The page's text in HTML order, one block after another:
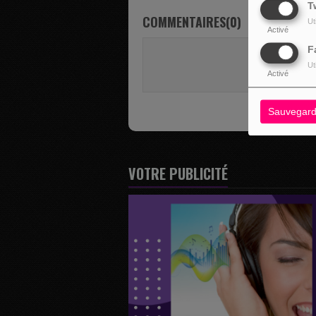
Activé
Activé
COMMENTAIRES(0)
Vous
VOTRE PUBLICITÉ